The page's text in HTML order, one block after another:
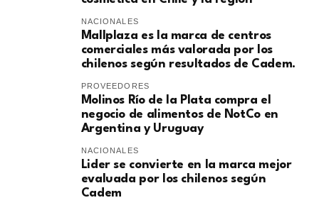
NACIONALES
Mallplaza es la marca de centros
comerciales más valorada por los
chilenos según resultados de Cadem.
PROVEEDORES
Molinos Río de la Plata compra el
negocio de alimentos de NotCo en
Argentina y Uruguay
NACIONALES
Lider se convierte en la marca mejor
evaluada por los chilenos según
Cadem